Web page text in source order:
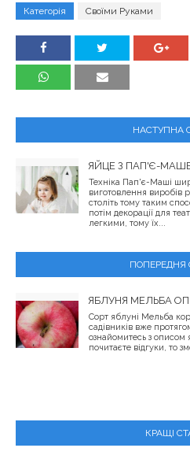
Категорія Своїми Руками
НАСТУПНА
ЯЙЦЕ З ПАП'Є-
Техніка Пап'є-Маші
виготовлення виробів
століть тому таким
потім декорації для
легкими, тому їх...
ПОПЕРЕДНЯ
ЯБЛУНЯ МЕЛЬБА
Сорт яблуні Мельба
садівників вже
ознайомитесь з описом
почитаєте відгуки, то
КРАЩІ